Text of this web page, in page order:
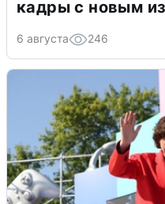
кадры с новым
6 августа 246